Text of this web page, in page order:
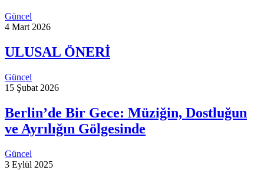
Güncel
4 Mart 2026
ULUSAL ÖNERİ
Güncel
15 Şubat 2026
Berlin’de Bir Gece: Müziğin, Dostluğun
ve Ayrılığın Gölgesinde
Güncel
3 Eylül 2025